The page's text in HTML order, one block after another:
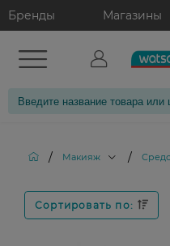
Бренды Магазины
/ Макияж /
Сортировать по: